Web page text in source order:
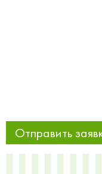
Отправить